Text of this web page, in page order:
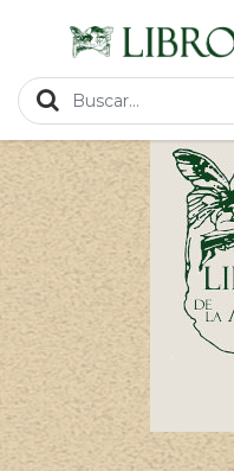
Productos A STORM